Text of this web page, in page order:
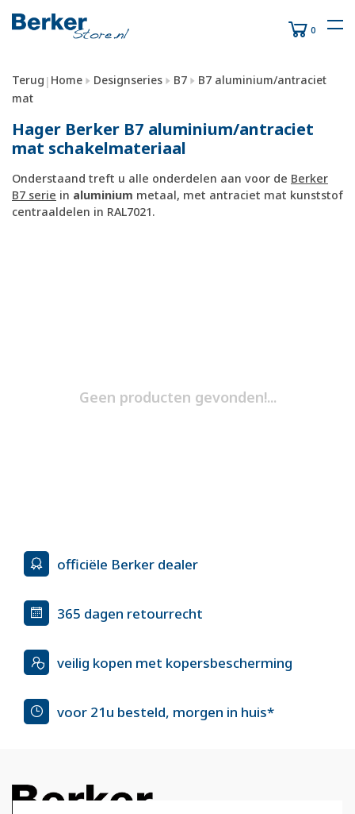
0
Terug | Home Designseries B7
B7 aluminium/antraciet
mat
Hager Berker B7 aluminium/antraciet
mat schakelmateriaal
Onderstaand treft u alle onderdelen aan voor de Berker
B7 serie in aluminium metaal, met antraciet mat kunststof
centraaldelen in RAL7021.
Geen producten gevonden!...
officiële Berker dealer
365 dagen retourrecht
veilig kopen met kopersbescherming
voor 21u besteld, morgen in huis*